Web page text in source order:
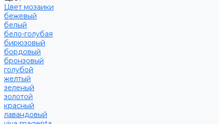
Цвет мозаики
бежевый
белый
бело-голубая
бирюзовый
бордовый
бронзовый
голубой
желтый
зеленый
золотой
красный
лавандовый